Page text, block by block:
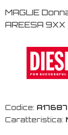
MAGLIE
AREESA 9XX
Codice:
Caratteristica: